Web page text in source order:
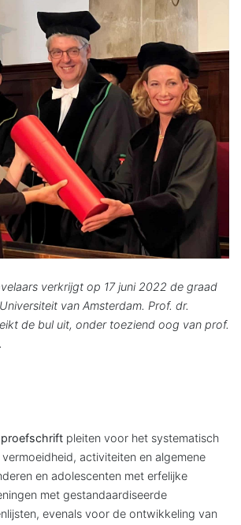
verkrijgt op 17 juni 2022 de graad
van Amsterdam. Prof. dr.
de bul uit, onder toeziend oog van prof.
pleiten voor het systematisch
activiteiten en algemene
en adolescenten met erfelijke
met gestandaardiseerde
evenals voor de ontwikkeling van